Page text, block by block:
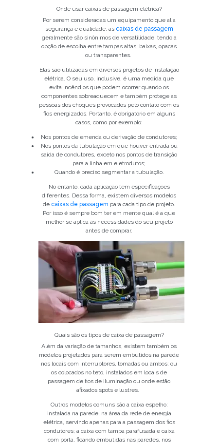
Onde usar caixas de passagem elétrica?
Por serem consideradas um equipamento que alia
segurança e qualidade, as caixas de passagem
geralmente são sinônimos de versatilidade, tendo a
opção de escolha entre tampas altas, baixas, opacas
ou transparentes.
Elas são utilizadas em diversos projetos de instalação
elétrica. O seu uso, inclusive, é uma medida que
evita incêndios que podem ocorrer quando os
componentes sobreaquecem e também protege as
pessoas dos choques provocados pelo contato com os
fios energizados. Portanto, é obrigatório em alguns
casos, como por exemplo:
Nos pontos de emenda ou derivação de condutores;
Nos pontos da tubulação em que houver entrada ou
saída de condutores, exceto nos pontos de transição
para a linha em eletrodutos;
Quando é preciso segmentar a tubulação.
No entanto, cada aplicação tem especificações
diferentes. Dessa forma, existem diversos modelos
de caixas de passagem para cada tipo de projeto.
Por isso é sempre bom ter em mente qual é a que
melhor se aplica às necessidades do seu projeto
antes de comprar.
Quais são os tipos de caixa de passagem?
Além da variação de tamanhos, existem também os
modelos projetados para serem embutidos na parede
nos locais com interruptores, tomadas ou ambos; ou
os colocados no teto, instalados em locais de
passagem de fios de iluminação ou onde estão
afixados spots e lustres.
Outros modelos comuns são a caixa espelho:
instalada na parede, na área da rede de energia
elétrica, servindo apenas para a passagem dos fios
condutores; a caixa com tampa parafusada e caixa
com porta, ficando embutidas nas paredes, nos